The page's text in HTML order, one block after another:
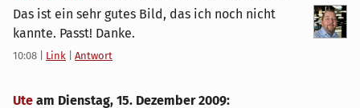
Das ist ein sehr gutes Bild, das ich noch nicht
kannte. Passt! Danke.
10:08 Link Antwort
Ute am Dienstag, 15. Dezember 2009: